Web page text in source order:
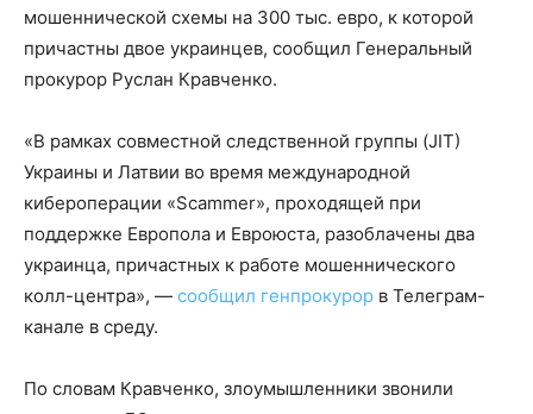
мошеннической схемы на 300 тыс. евро, к которой
причастны двое украинцев, сообщил Генеральный
прокурор Руслан Кравченко.
«В рамках совместной следственной группы (JIT)
Украины и Латвии во время международной
кибероперации «Scammer», проходящей при
поддержке Европола и Евроюста, разоблачены два
украинца, причастных к работе мошеннического
колл-центра», — сообщил генпрокурор в Телеграм-
канале в среду.
По словам Кравченко, злоумышленники звонили